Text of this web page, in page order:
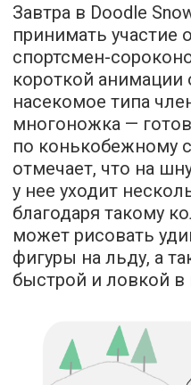
Завтра в Doodle
принимать участие
спортсмен-
короткой анимации
насекомое типа
многоножка —
по конькобежному
отмечает, что на
у нее уходит
благодаря такому
может рисовать
фигуры на льду, а
быстрой и ловкой